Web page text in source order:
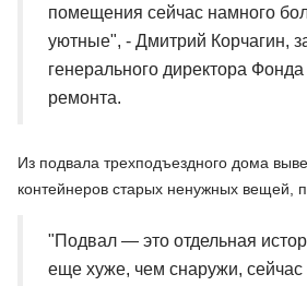
помещения сейчас намного
уютные", - Дмитрий Корчагин,
генерального директора Фонда
ремонта.
Из подвала трехподъездного дома
контейнеров старых ненужных вещей,
"Подвал — это отдельная
еще хуже, чем снаружи, сейчас